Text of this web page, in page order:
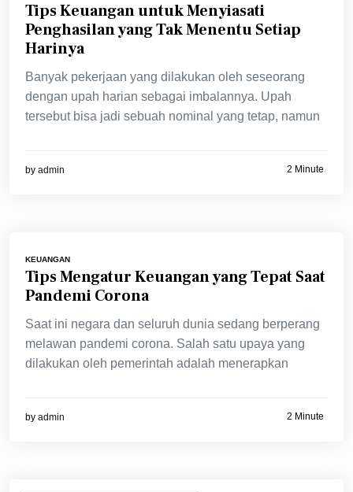
Tips Keuangan untuk Menyiasati
Penghasilan yang Tak Menentu Setiap
Harinya
Banyak pekerjaan yang dilakukan oleh seseorang
dengan upah harian sebagai imbalannya. Upah
tersebut bisa jadi sebuah nominal yang tetap, namun
by admin 2 Minute
KEUANGAN
Tips Mengatur Keuangan yang Tepat Saat
Pandemi Corona
Saat ini negara dan seluruh dunia sedang berperang
melawan pandemi corona. Salah satu upaya yang
dilakukan oleh pemerintah adalah menerapkan
by admin 2 Minute